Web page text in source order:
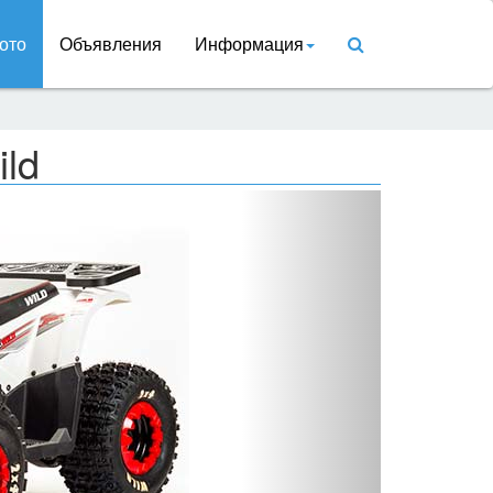
Объявления Информация